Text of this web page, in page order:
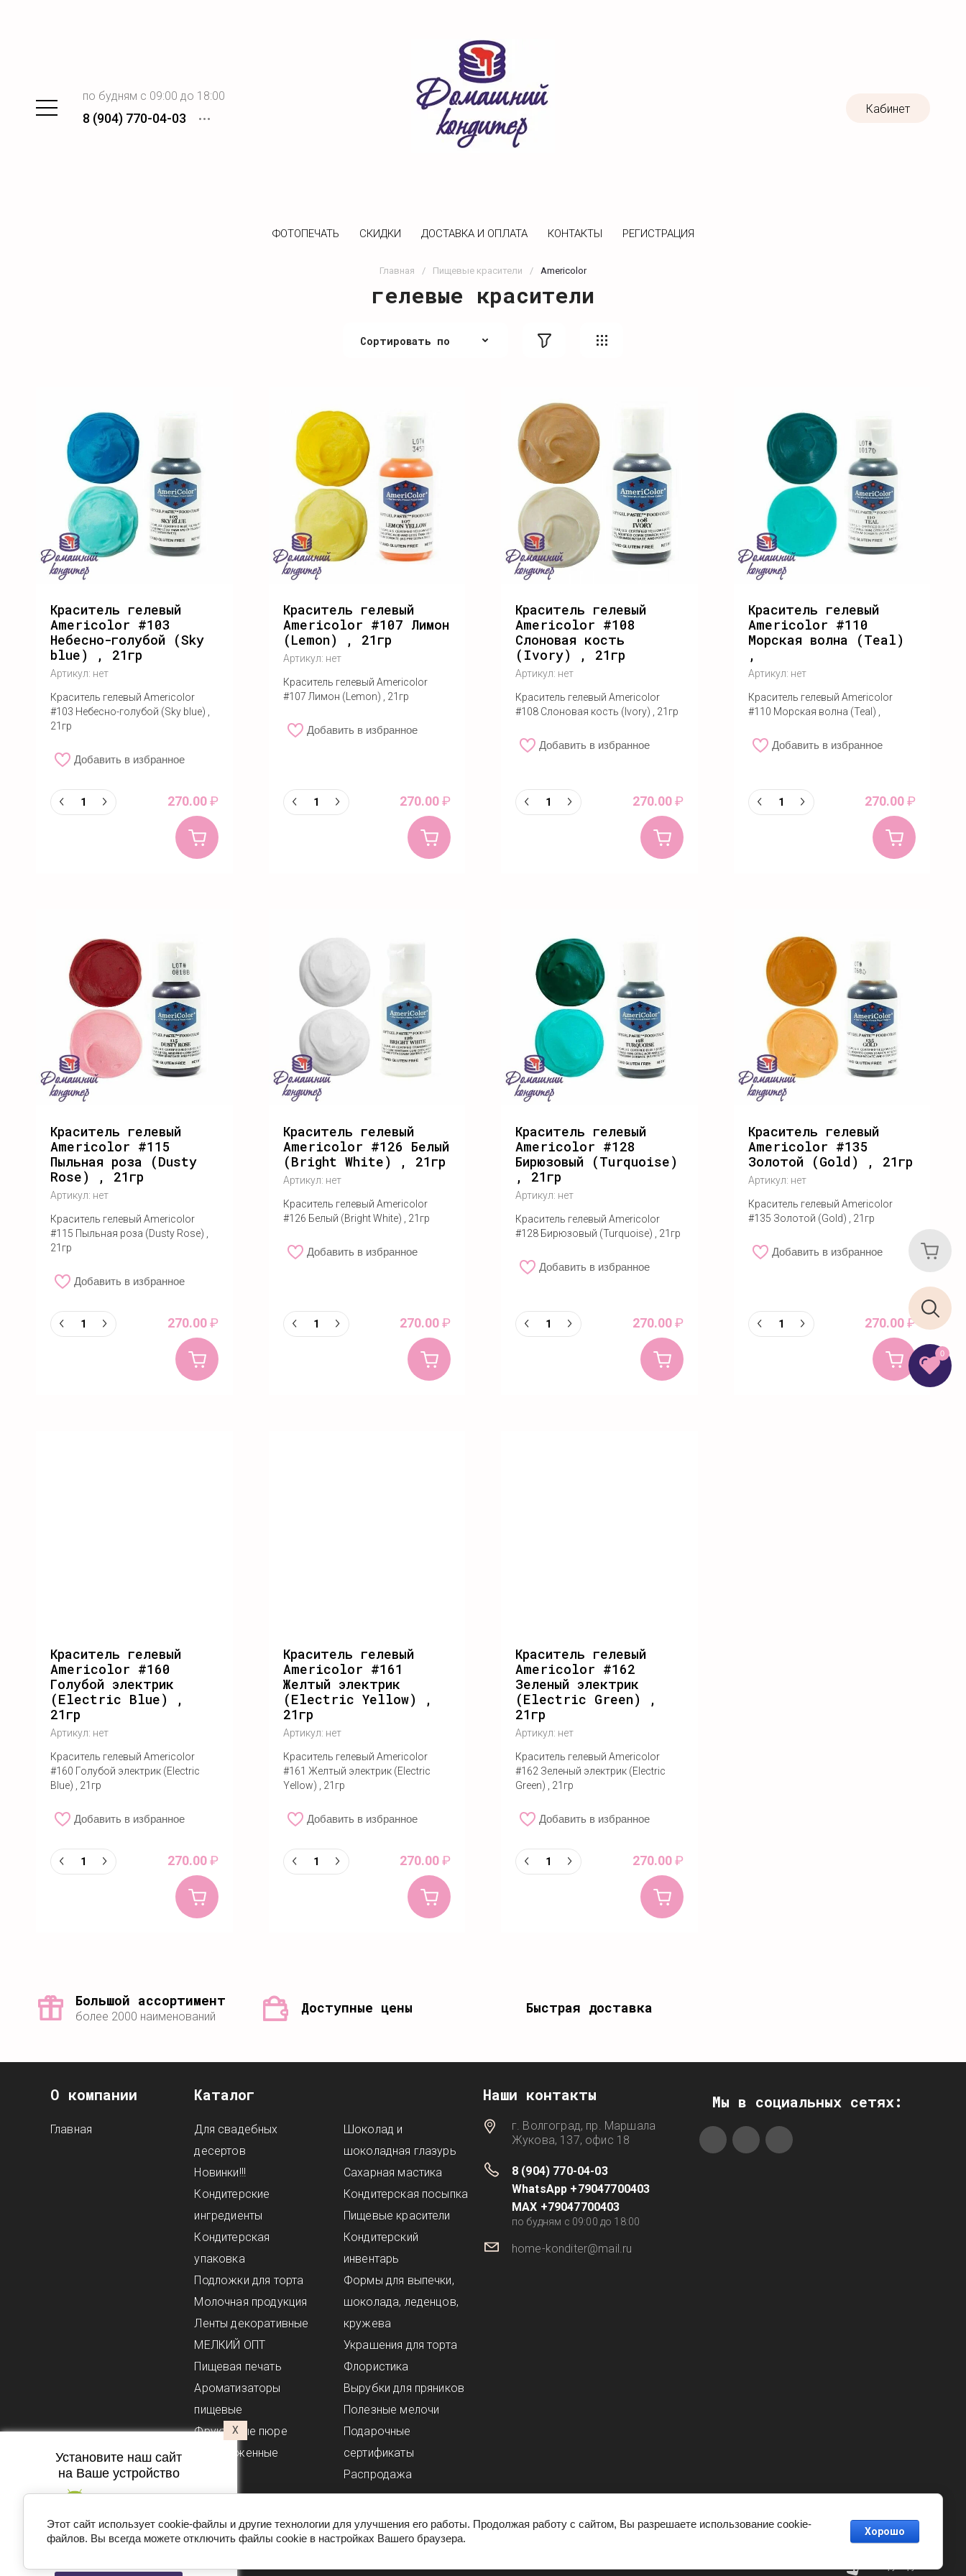
0
по будням с 09:00 до 18:00
8 (904) 770-04-03
Кабинет
ФОТОПЕЧАТЬ CКИДКИ ДОСТАВКА И ОПЛАТА КОНТАКТЫ РЕГИСТРАЦИЯ
Главная / Пищевые красители / Americolor
гелевые красители
Сортировать по
По алфавиту
По алфавиту
Не сортировать
Краситель гелевый
Americolor #103
Небесно-голубой (Sky
blue) , 21гр
Артикул: нет
Краситель гелевый Americolor
#103 Небесно-голубой (Sky blue) ,
21гр
Добавить в избранное
270.00 ₽
Краситель гелевый
Americolor #107 Лимон
(Lemon) , 21гр
Артикул: нет
Краситель гелевый Americolor
#107 Лимон (Lemon) , 21гр
Добавить в избранное
270.00₽
Краситель гелевый
Americolor #108
Слоновая кость
(Ivory) , 21гр
Артикул: нет
Краситель гелевый Americolor
#108 Слоновая кость (Ivory) , 21гр
Добавить в избранное
270.00 ₽
Краситель гелевый
Americolor #110
Морская волна (Teal)
,
Артикул: нет
Краситель гелевый Americolor
#110 Морская волна (Teal) ,
Добавить в избранное
270.00₽
Купить
Краситель гелевый
Americolor #115
Пыльная роза (Dusty
Rose) , 21гр
Артикул: нет
Краситель гелевый Americolor
#115 Пыльная роза (Dusty Rose) ,
21гр
Добавить в избранное
270.00 ₽
Краситель гелевый
Americolor #126 Белый
(Bright White) , 21гр
Артикул: нет
Краситель гелевый Americolor
#126 Белый (Bright White) , 21гр
Добавить в избранное
270.00₽
Краситель гелевый
Americolor #128
Бирюзовый (Turquoise)
, 21гр
Артикул: нет
Краситель гелевый Americolor
#128 Бирюзовый (Turquoise) , 21гр
Добавить в избранное
270.00 ₽
Краситель гелевый
Americolor #135
Золотой (Gold) , 21гр
Артикул: нет
Краситель гелевый Americolor
#135 Золотой (Gold) , 21гр
Добавить в избранное
270.00₽
Купить
Краситель гелевый
Americolor #160
Голубой электрик
(Electric Blue) ,
21гр
Артикул: нет
Краситель гелевый Americolor
#160 Голубой электрик (Electric
Blue) , 21гр
Добавить в избранное
270.00 ₽
Краситель гелевый
Americolor #161
Желтый электрик
(Electric Yellow) ,
21гр
Артикул: нет
Краситель гелевый Americolor
#161 Желтый электрик (Electric
Yellow) , 21гр
Добавить в избранное
270.00₽
Краситель гелевый
Americolor #162
Зеленый электрик
(Electric Green) ,
21гр
Артикул: нет
Краситель гелевый Americolor
#162 Зеленый электрик (Electric
Green) , 21гр
Добавить в избранное
270.00 ₽
Большой ассортимент
более 2000 наименований
Доступные цены Быстрая доставка
О компании
Главная
Каталог
Для свадебных
десертов
Новинки!!!
Кондитерские
ингредиенты
Кондитерская
упаковка
Подложки для торта
Молочная продукция
Ленты декоративные
МЕЛКИЙ ОПТ
Пищевая печать
Ароматизаторы
пищевые
Фруктовые пюре
замороженные
Шоколад и
шоколадная глазурь
Сахарная мастика
Кондитерская посыпка
Пищевые красители
Кондитерский
инвентарь
Формы для выпечки,
шоколада, леденцов,
кружева
Украшения для торта
Флористика
Вырубки для пряников
Полезные мелочи
Подарочные
сертификаты
Распродажа
Наши контакты
г. Волгоград, пр. Маршала
Жукова, 137, офис 18
8 (904) 770-04-03
WhatsApp +79047700403
MAX +79047700403
по будням с 09:00 до 18:00
home-konditer@mail.ru
Мы в социальных сетях:
X
Установите наш сайт
на Ваше устройство
Подпишитесь на рассылку
Этот сайт использует cookie-файлы и другие технологии для улучшения его работы. Продолжая работу с сайтом, Вы разрешаете использование cookie-
файлов. Вы всегда можете отключить файлы cookie в настройках Вашего браузера.
Хорошо